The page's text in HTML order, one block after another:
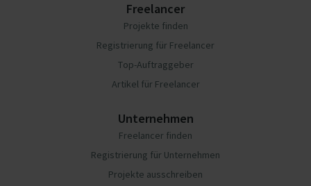
Freelancer
Projekte finden
Registrierung für Freelancer
Top-Auftraggeber
Artikel für Freelancer
Unternehmen
Freelancer finden
Registrierung für Unternehmen
Projekte ausschreiben